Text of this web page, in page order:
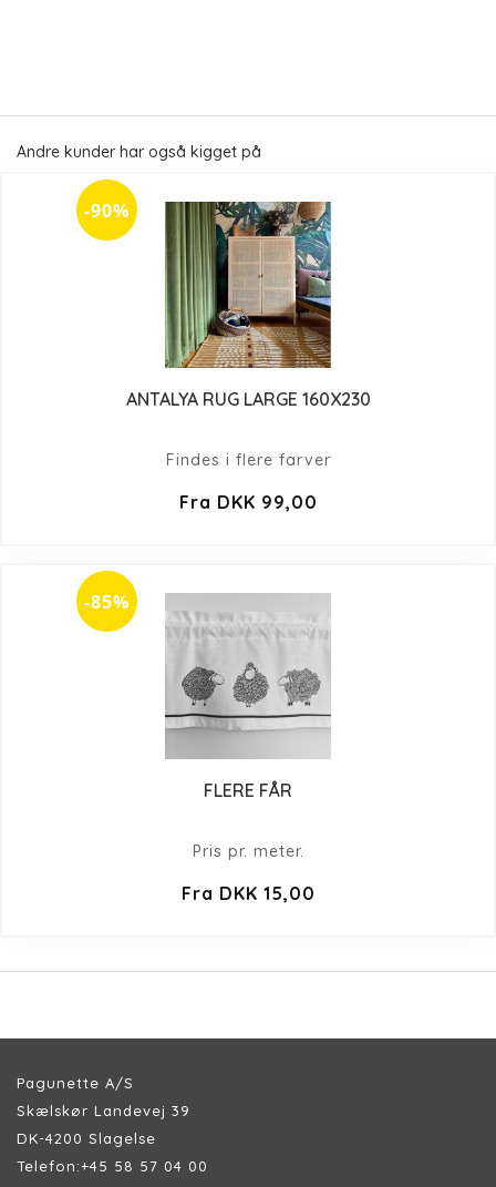
Andre kunder har også kigget på
-90%
ANTALYA RUG LARGE 160X230
Findes i flere farver
Fra DKK 99,00
-85%
FLERE FÅR
Pris pr. meter.
Fra DKK 15,00
Pagunette A/S
Skælskør Landevej 39
DK-4200 Slagelse
Telefon:+45 58 57 04 00